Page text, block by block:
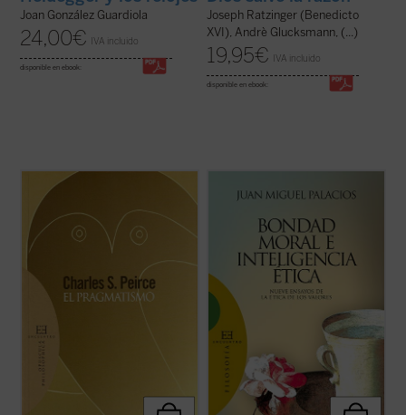
Joan González Guardiola
24,00€ IVA incluido
disponible en ebook:
Joseph Ratzinger (Benedicto
XVI), Andrè Glucksmann, (...)
19,95€ IVA incluido
disponible en ebook:
En los últimos años de su vida, Charles S.
Peirce, «el intelecto más original y versátil
que América ha producido», retoma
muchas cuestiones dentro de su evolución
intelectual y trata de dar una forma
definitiva al sistema de su pensamiento. ...
los valores y la ética fundada en ellos
habla tan sólo de valores bursátiles. Ahora
también los pedagogos ensayan desde sus
tarimas la educación en valores, ...